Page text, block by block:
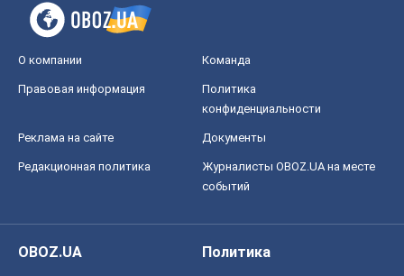
О компании Команда
Правовая информация
Политика
конфиденциальности
Реклама на сайте Документы
Редакционная политика
Журналисты OBOZ.UA на месте
событий
OBOZ.UA
Политика